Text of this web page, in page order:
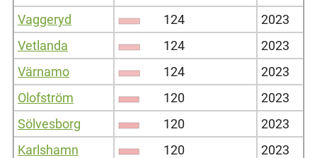
Vaggeryd
124
2023
Vetlanda
124
2023
Värnamo
124
2023
Olofström
120
2023
Sölvesborg
120
2023
Karlshamn
120
2023